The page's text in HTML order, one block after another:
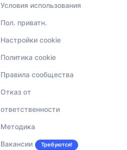
Условия использования
Пол. приватн.
Настройки cookie
Политика cookie
Правила сообщества
Отказ от
ответственности
Методика
Вакансии Требуются!